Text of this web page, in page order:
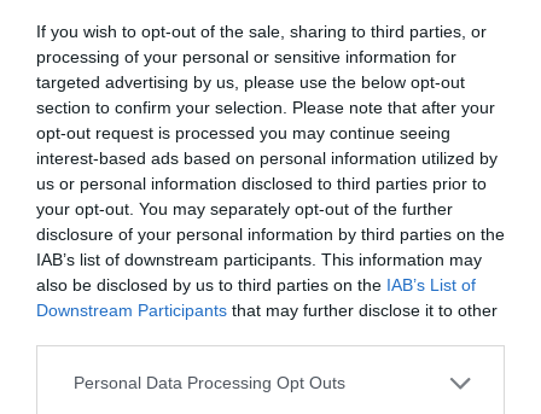
If you wish to opt-out of the sale, sharing to third parties, or
processing of your personal or sensitive information for
targeted advertising by us, please use the below opt-out
section to confirm your selection. Please note that after your
opt-out request is processed you may continue seeing
interest-based ads based on personal information utilized by
us or personal information disclosed to third parties prior to
your opt-out. You may separately opt-out of the further
disclosure of your personal information by third parties on the
IAB’s list of downstream participants. This information may
also be disclosed by us to third parties on the IAB’s List of
Downstream Participants that may further disclose it to other
Please note that this website/app uses one or more Google
Personal Data Processing Opt Outs
kisbenzinkutak költségei csökkenthetők, a
kiszolgálás könnyebbé és 24 órássá
alakítható, amely a vidék ellátásbiztonságának
javulását eredményezi. A támogatás összege
az egész szektort tekintve elérheti akár az 5
milliárd forintot is.
– 0 százalékos áthidaló hitel a Széchenyi
Kártya Program keretében.
– A külföldről beszerzett energia esetén
fizetendő adó eltörlése (816/2021. (XII. 28.)
Korm. rendelet)